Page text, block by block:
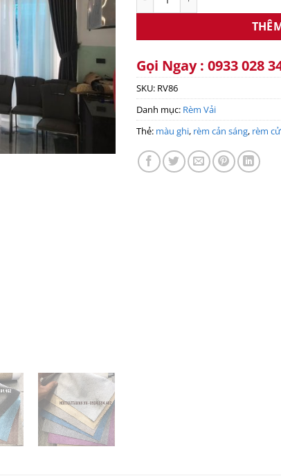
Gọi Ngay : 0933 028
SKU: RV86
Danh mục: Rèm Vải
Thẻ: màu ghi, rèm cản sáng, rèm